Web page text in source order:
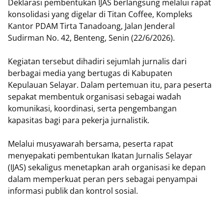
‎Deklarasi pembentukan IJAS berlangsung melalui rapat
konsolidasi yang digelar di Titan Coffee, Kompleks
Kantor PDAM Tirta Tanadoang, Jalan Jenderal
Sudirman No. 42, Benteng, Senin (22/6/2026).
‎Kegiatan tersebut dihadiri sejumlah jurnalis dari
berbagai media yang bertugas di Kabupaten
Kepulauan Selayar. Dalam pertemuan itu, para peserta
sepakat membentuk organisasi sebagai wadah
komunikasi, koordinasi, serta pengembangan
kapasitas bagi para pekerja jurnalistik.
‎Melalui musyawarah bersama, peserta rapat
menyepakati pembentukan Ikatan Jurnalis Selayar
(IJAS) sekaligus menetapkan arah organisasi ke depan
dalam memperkuat peran pers sebagai penyampai
informasi publik dan kontrol sosial.